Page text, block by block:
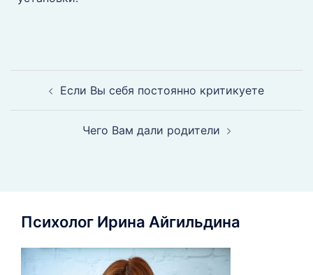
Если Вы себя постоянно критикуете
Чего Вам дали родители
Психолог Ирина Айгильдина